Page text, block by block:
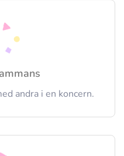
andra i en koncern.